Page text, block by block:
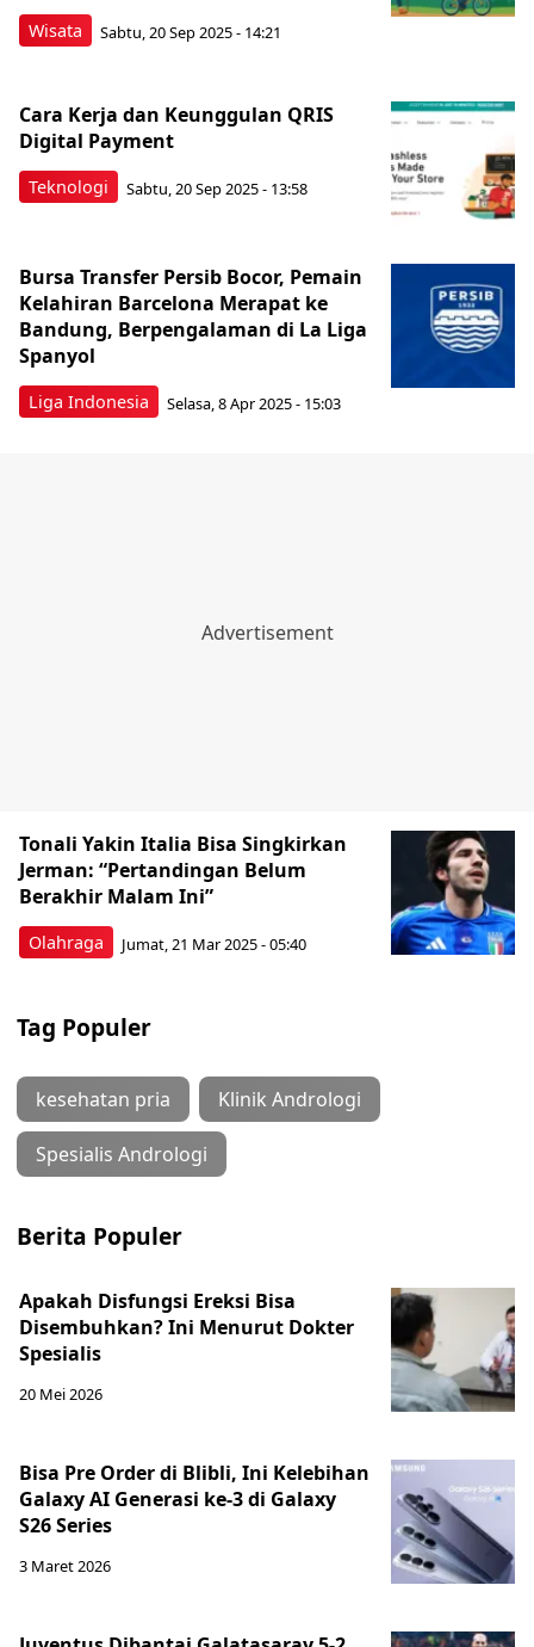
Wisata Sabtu, 20 Sep 2025 - 14:21
Teknologi
Cara Kerja dan Keunggulan QRIS
Digital Payment
Sabtu, 20 Sep 2025 - 13:58
Liga Indonesia
Bursa Transfer Persib Bocor, Pemain
Kelahiran Barcelona Merapat ke
Bandung, Berpengalaman di La Liga
Spanyol
Selasa, 8 Apr 2025 - 15:03
Olahraga
Tonali Yakin Italia Bisa Singkirkan
Jerman: “Pertandingan Belum
Berakhir Malam Ini”
Jumat, 21 Mar 2025 - 05:40
Tag Populer
kesehatan pria Klinik Andrologi
Spesialis Andrologi
Berita Populer
Apakah Disfungsi Ereksi Bisa
Disembuhkan? Ini Menurut Dokter
Spesialis
20 Mei 2026
Bisa Pre Order di Blibli, Ini Kelebihan
Galaxy AI Generasi ke-3 di Galaxy
S26 Series
3 Maret 2026